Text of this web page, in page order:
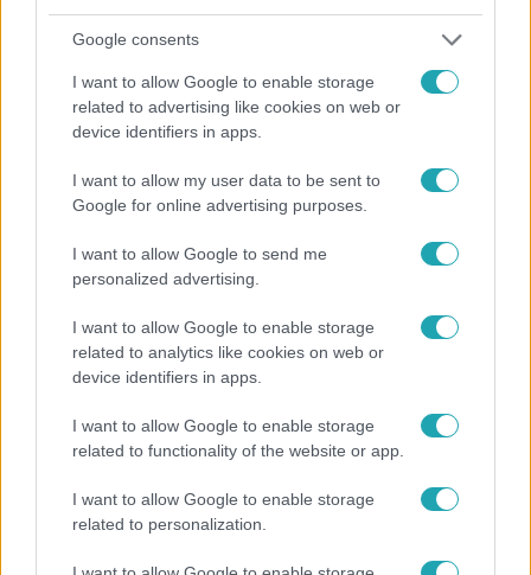
Google consents
I want to allow Google to enable storage
related to advertising like cookies on web or
device identifiers in apps.
I want to allow my user data to be sent to
Google for online advertising purposes.
I want to allow Google to send me
personalized advertising.
I want to allow Google to enable storage
related to analytics like cookies on web or
device identifiers in apps.
I want to allow Google to enable storage
related to functionality of the website or app.
I want to allow Google to enable storage
related to personalization.
3:02
47-szer szakítottak, többször elküldte
otthonról feleségét, Joe-nak mégis fáj a
különélés